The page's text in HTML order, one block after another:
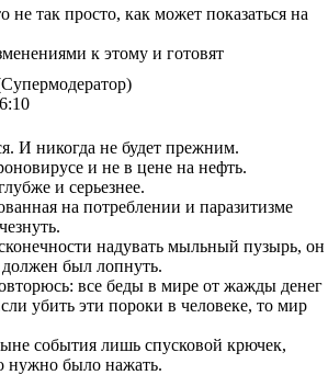
не так просто, как может показаться на
к этому и готовят
И никогда не будет прежним.
и не в цене на нефть.
и серьезнее.
на потреблении и паразитизме
надувать мыльный пузырь, он
должен был лопнуть.
все беды в мире от жажды денег
убить эти пороки в человеке, то мир
события лишь спусковой крючек,
нужно было нажать.